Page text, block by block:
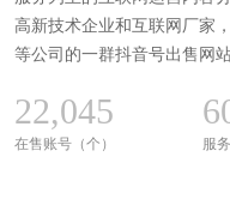
高新技术企业和互联网厂家
等公司的一群抖音号出售网
22,045
在售账号（个） 服